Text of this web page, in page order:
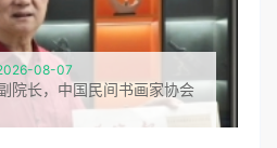
08-07
院长，中国民间书画家协会